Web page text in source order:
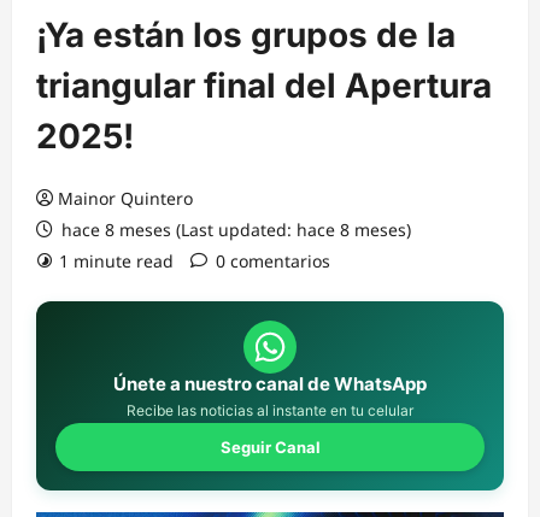
¡Ya están los grupos de la
triangular final del Apertura
2025!
Mainor Quintero
hace 8 meses (Last updated: hace 8 meses)
1 minute read
0 comentarios
Únete a nuestro canal de WhatsApp
Recibe las noticias al instante en tu celular
Seguir Canal